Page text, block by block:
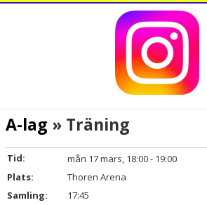
TRUPPEN
DOKUMENT
A-lag » Träning
Tid:
mån 17 mars, 18:00 - 19:00
Plats:
Thoren Arena
Samling:
17:45